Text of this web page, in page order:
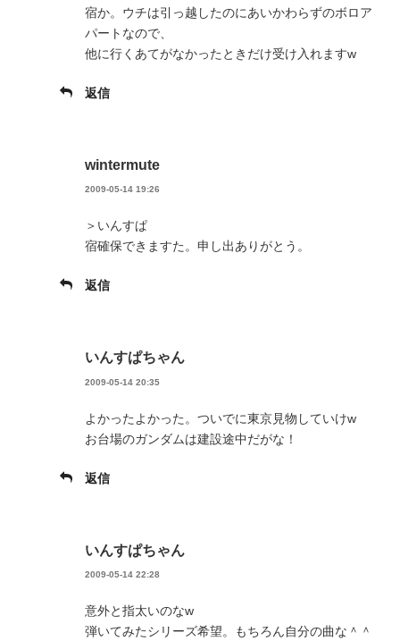
宿か。ウチは引っ越したのにあいかわらずのボロア
パートなので、
他に行くあてがなかったときだけ受け入れますw
返信
wintermute
2009-05-14 19:26
＞いんすぱ
宿確保できますた。申し出ありがとう。
返信
いんすぱちゃん
2009-05-14 20:35
よかったよかった。ついでに東京見物していけw
お台場のガンダムは建設途中だがな！
返信
いんすぱちゃん
2009-05-14 22:28
意外と指太いのなw
弾いてみたシリーズ希望。もちろん自分の曲な＾＾